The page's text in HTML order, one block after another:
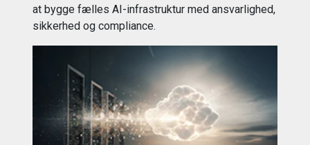
at bygge fælles AI-infrastruktur med ansvarlighed,
sikkerhed og compliance.